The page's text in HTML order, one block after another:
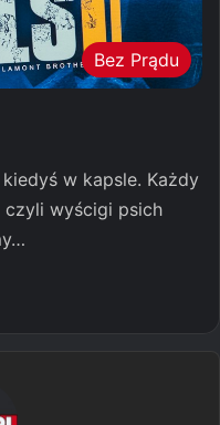
Bez Prądu
w kapsle. Każdy
czyli wyścigi psich